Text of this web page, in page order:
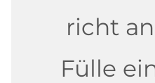
richt
Fülle